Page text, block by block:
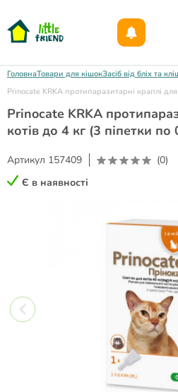
ГоловнаТовари для кішокЗасіб від бліх та
Prinocate KRKA протипаразитарні краплі
Prinocate KRKA
котів до 4 кг (3 піпетки по
Артикул 157409
(0)
Є в наявності